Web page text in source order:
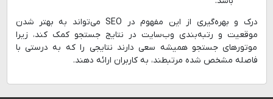
درک و بهره‌گیری از این مفهوم در SEO می‌تواند به بهتر شدن
موقعیت و رتبه‌بندی وب‌سایت در نتایج جستجو کمک کند، زیرا
موتورهای جستجو همیشه سعی دارند نتایجی را که به درستی با
فاصله مشخص شده مرتبطند، به کاربران ارائه دهند.